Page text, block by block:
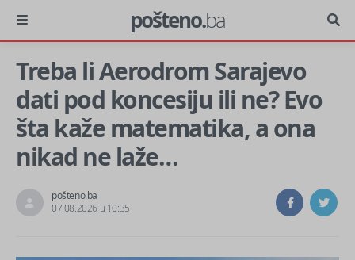
pošteno.ba
Treba li Aerodrom Sarajevo
dati pod koncesiju ili ne? Evo
šta kaže matematika, a ona
nikad ne laže…
pošteno.ba
07.08.2026 u 10:35